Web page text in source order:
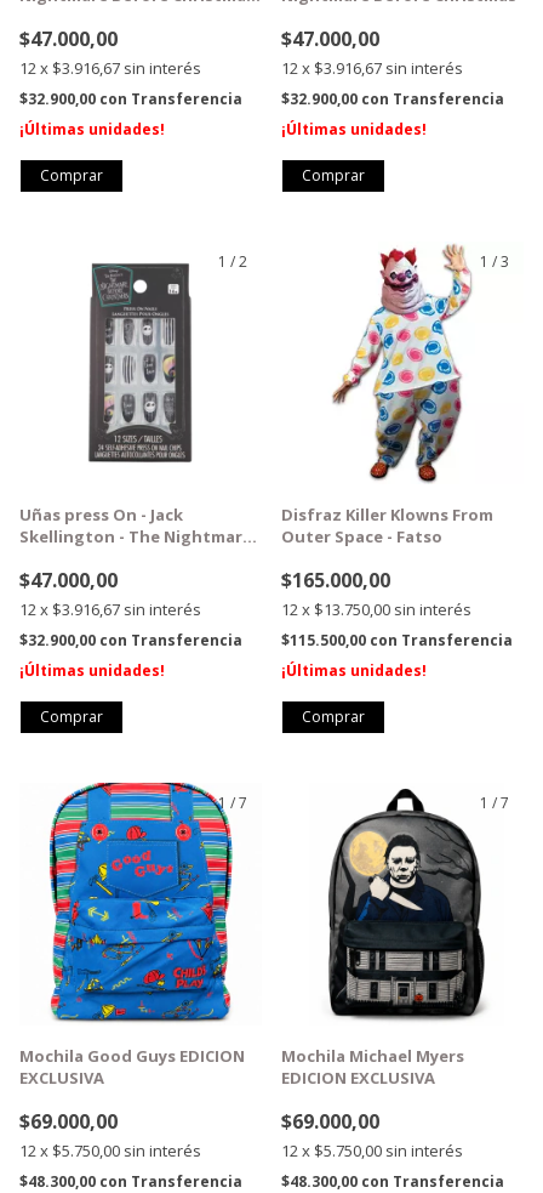
$47.000,00
12x $3.916,67 sin interés
$32.900,00 con Transferencia
¡Últimas unidades!
$47.000,00
12x $3.916,67 sin interés
$32.900,00 con Transferencia
¡Últimas unidades!
1 /2
Uñas press On - Jack
Skellington - The Nightmare
$47.000,00
12x $3.916,67 sin interés
$32.900,00 con Transferencia
¡Últimas unidades!
1 /3
Disfraz Killer Klowns From
Outer Space - Fatso
$165.000,00
12x $13.750,00 sin interés
$115.500,00 con Transferencia
¡Últimas unidades!
1 /7
GRATIS
Mochila Good Guys EDICION
EXCLUSIVA
$69.000,00
12x $5.750,00 sin interés
$48.300,00 con Transferencia
1 /7
Mochila Michael Myers
EDICION EXCLUSIVA
$69.000,00
12x $5.750,00 sin interés
$48.300,00 con Transferencia